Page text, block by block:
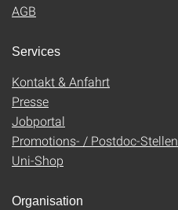
AGB
Services
Kontakt & Anfahrt
Presse
Jobportal
Promotions- / Postdoc-Stellen
Uni-Shop
Organisation